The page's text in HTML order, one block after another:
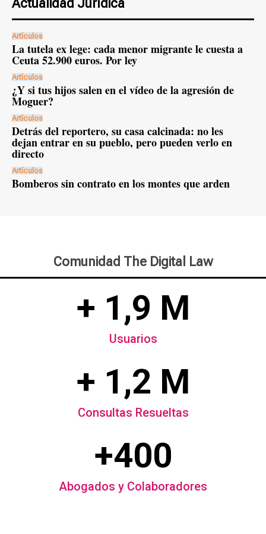
Actualidad Jurídica
Artículos
La tutela ex lege: cada menor migrante le cuesta a
Ceuta 52.900 euros. Por ley
Artículos
¿Y si tus hijos salen en el vídeo de la agresión de
Moguer?
Artículos
Detrás del reportero, su casa calcinada: no les
dejan entrar en su pueblo, pero pueden verlo en
directo
Artículos
Bomberos sin contrato en los montes que arden
Comunidad The Digital Law
+ 1,9 M
Usuarios
+ 1,2 M
Consultas Resueltas
+400
Abogados y Colaboradores